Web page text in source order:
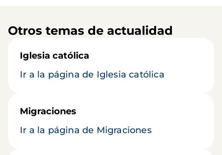
Otros temas de actualidad
Iglesia católica
Ir a la página de Iglesia católica
Migraciones
Ir a la página de Migraciones